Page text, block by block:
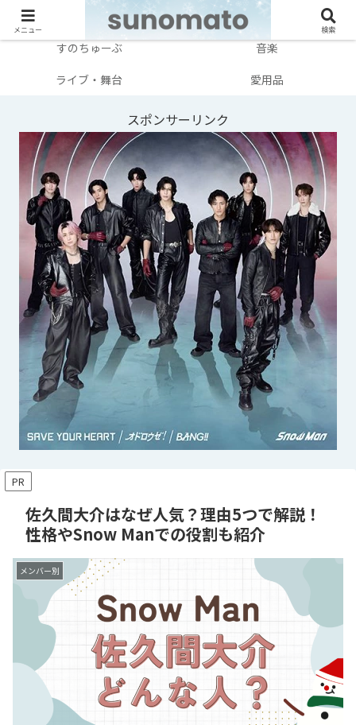
メンバー別
テレビ・映画
すのちゅーぶ
音楽
ライブ・舞台
愛用品
スポンサーリンク
PR
佐久間大介はなぜ人気？理由5つで解説！
性格やSnow Manでの役割も紹介
メンバー別
メニュー 検索